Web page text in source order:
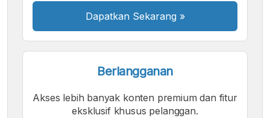
Dapatkan Sekarang »
Berlangganan
Akses lebih banyak konten premium dan fitur
eksklusif khusus pelanggan.